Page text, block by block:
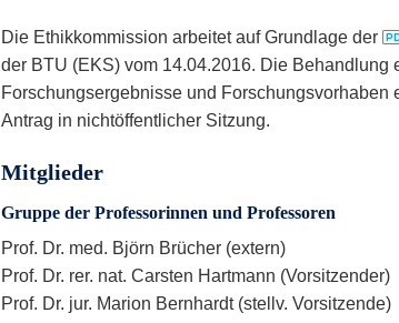
Die Ethikkommission arbeitet auf Grundlage der
der BTU (EKS) vom 14.04.2016. Die Behandlung
Forschungsergebnisse und Forschungsvorhaben
Antrag in nichtöffentlicher Sitzung.
Mitglieder
Gruppe der Professorinnen und Professoren
Prof. Dr. med. Björn Brücher (extern)
Prof. Dr. rer. nat. Carsten Hartmann (Vorsitzender)
Prof. Dr. jur. Marion Bernhardt (stellv. Vorsitzende)